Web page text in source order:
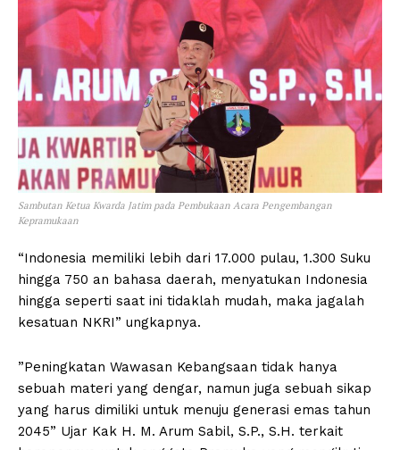
Sambutan Ketua Kwarda Jatim pada Pembukaan Acara Pengembangan
Kepramukaan
“Indonesia memiliki lebih dari 17.000 pulau, 1.300 Suku
hingga 750 an bahasa daerah, menyatukan Indonesia
hingga seperti saat ini tidaklah mudah, maka jagalah
kesatuan NKRI” ungkapnya.
”Peningkatan Wawasan Kebangsaan tidak hanya
sebuah materi yang dengar, namun juga sebuah sikap
yang harus dimiliki untuk menuju generasi emas tahun
2045” Ujar Kak H. M. Arum Sabil, S.P., S.H. terkait